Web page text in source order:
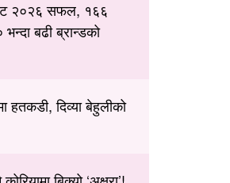
२०२६ सफल, १६६
बढी ब्रान्डको
हतकडी, दिव्या बेहुलीको